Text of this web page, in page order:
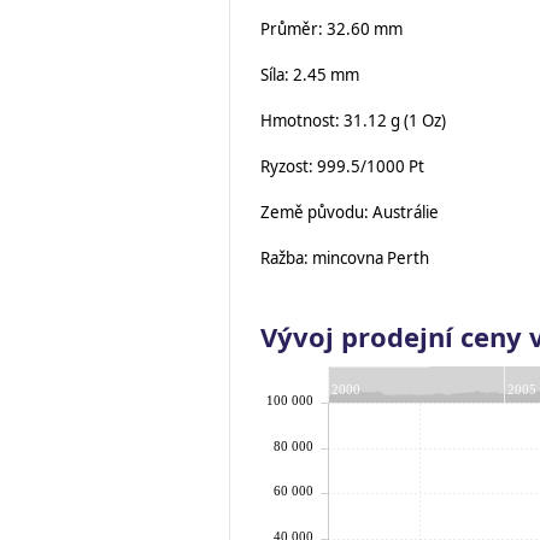
Průměr: 32.60 mm
Síla: 2.45 mm
Hmotnost: 31.12 g (1 Oz)
Ryzost: 999.5/1000 Pt
Země původu: Austrálie
Ražba: mincovna Perth
Vývoj prodejní ceny